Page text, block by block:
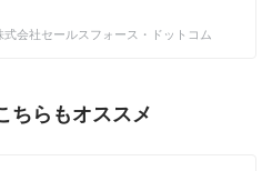
コム。営業プロセスの生産性を高める
Cloud」、デジタルマーケティン
を加速させる「Salesforce Marketing
式会社セールスフォース・ドットコム
ちらもオススメ